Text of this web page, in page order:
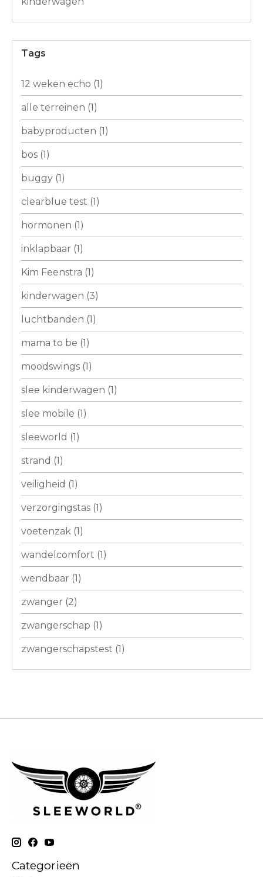
Tags
12 weken echo (1)
alle terreinen (1)
babyproducten (1)
bos (1)
buggy (1)
clearblue test (1)
hormonen (1)
inklapbaar (1)
Kim Feenstra (1)
kinderwagen (3)
luchtbanden (1)
mama to be (1)
moodswings (1)
slee kinderwagen (1)
slee mobile (1)
sleeworld (1)
strand (1)
veiligheid (1)
verzorgingstas (1)
voetenzak (1)
wandelcomfort (1)
wendbaar (1)
zwanger (2)
zwangerschap (1)
zwangerschapstest (1)
Categorieën